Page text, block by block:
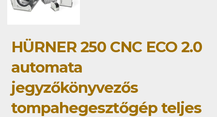
HÜRNER 250 CNC ECO 2.0
automata
jegyzőkönyvezős
tompahegesztőgép teljes